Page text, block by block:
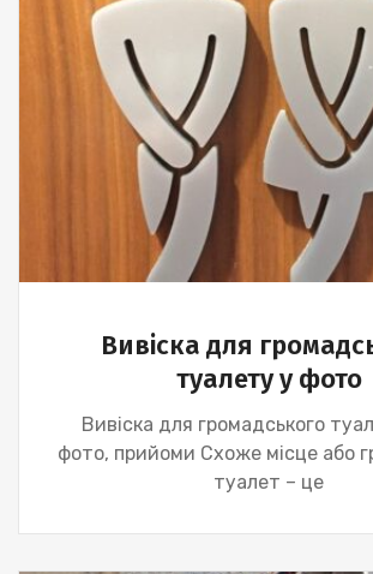
Вивіска для
туалету у фото
Вивіска для громадського
фото, прийоми Схоже місце або
туалет – це